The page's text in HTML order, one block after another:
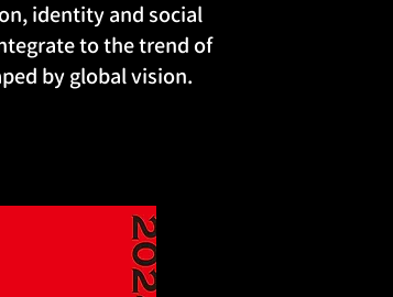
identity and social
to the trend of
by global vision.